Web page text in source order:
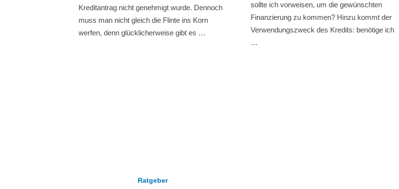
Kreditantrag nicht genehmigt wurde. Dennoch
muss man nicht gleich die Flinte ins Korn
werfen, denn glücklicherweise gibt es …
sollte ich vorweisen, um die gewünschten
Finanzierung zu kommen? Hinzu kommt der
Verwendungszweck des Kredits: benötige ich
…
Ratgeber